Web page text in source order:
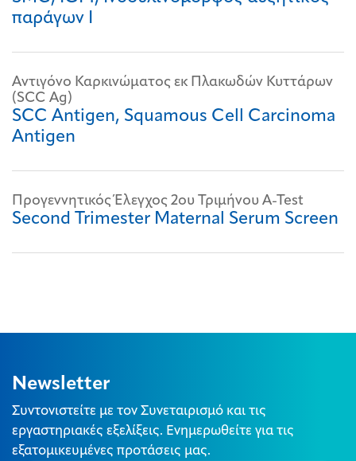
παράγων Ι
Αντιγόνo Καρκινώματος εκ Πλακωδών Κυττάρων
(SCC Ag)
SCC Antigen, Squamous Cell Carcinoma
Antigen
Προγεννητικός Έλεγχος 2ου Τριμήνου A-Test
Second Trimester Maternal Serum Screen
Newsletter
Συντονιστείτε με τον Συνεταιρισμό και τις
εργαστηριακές εξελίξεις. Ενημερωθείτε για τις
εξατομικευμένες προτάσεις μας.